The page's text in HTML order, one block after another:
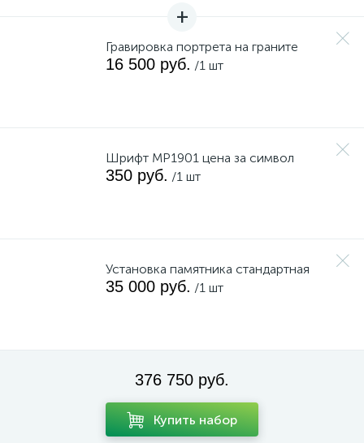
Гравировка портрета на граните
16 500 руб. /1 шт
Шрифт MP1901 цена за символ
350 руб. /1 шт
Установка памятника стандартная
35 000 руб. /1 шт
376 750 руб.
Купить набор